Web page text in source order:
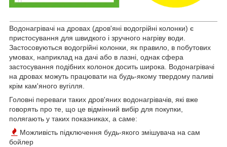
Водонагрівачі на дровах (дров'яні водогрійні колонки) є
пристосування для швидкого і зручного нагріву води.
Застосовуються водогрійні колонки, як правило, в побутових
умовах, наприклад на дачі або в лазні, однак сфера
застосування подібних колонок досить широка. Водонагрівачі
на дровах можуть працювати на будь-якому твердому паливі
крім кам'яного вугілля.
Головні переваги таких дров'яних водонагрівачів, які вже
говорять про те, що це відмінний вибір для покупки,
полягають у таких показниках, а саме:
Можливість підключення будь-якого змішувача на сам
бойлер